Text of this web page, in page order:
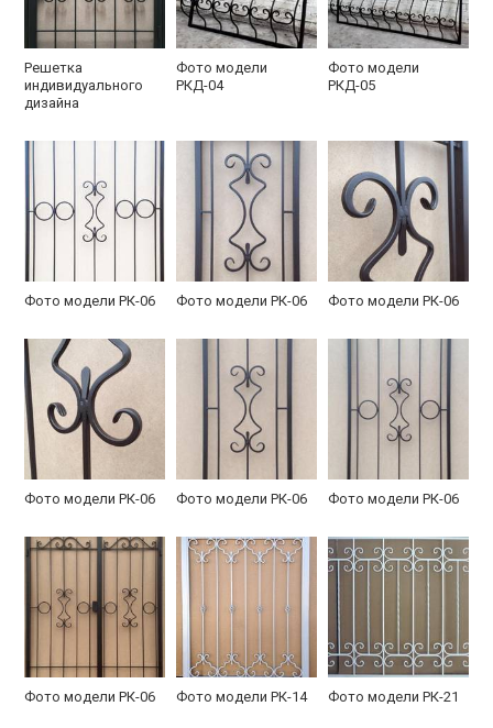
Решетка
индивидуального
дизайна
Фото модели
РКД-04
Фото модели
РКД-05
Фото модели РК-06 Фото модели РК-06 Фото модели РК-06
Фото модели РК-06 Фото модели РК-06 Фото модели РК-06
Фото модели РК-06 Фото модели РК-14 Фото модели РК-21